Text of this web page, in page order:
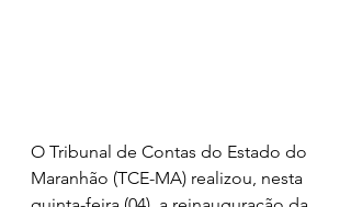
O Tribunal de Contas do Estado do
Maranhão (TCE-MA) realizou, nesta